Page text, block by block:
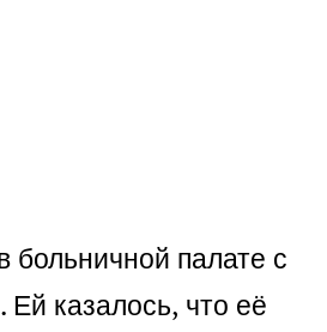
больничной палате с
Ей казалось, что её